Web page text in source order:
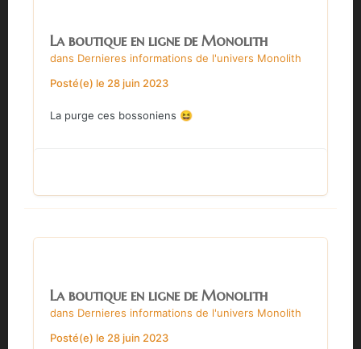
La boutique en ligne de Monolith
dans Dernieres informations de l'univers Monolith
Posté(e) le 28 juin 2023
La purge ces bossoniens 😆
La boutique en ligne de Monolith
dans Dernieres informations de l'univers Monolith
Posté(e) le 28 juin 2023